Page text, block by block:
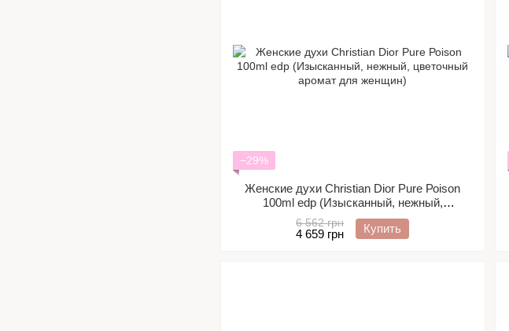
−29%
Женские духи Сhristiаn Diоr Рurе Роisоn
100ml edp (Изысканный, нежный,
цветочный аромат для женщин)
6 562 грн
4 659 грн Купить